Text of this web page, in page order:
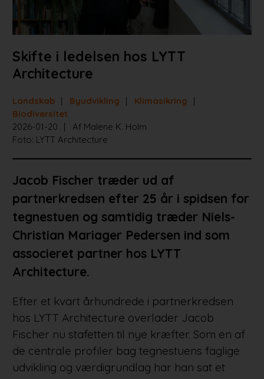
Skifte i ledelsen hos LYTT
Architecture
Landskab Byudvikling
Klimasikring
Biodiversitet
2026-01-20
Af Malene K. Holm
Foto: LYTT Architecture
Jacob Fischer træder ud af
partnerkredsen efter 25 år i spidsen for
tegnestuen og samtidig træder Niels-
Christian Mariager Pedersen ind som
associeret partner hos LYTT
Architecture.
Efter et kvart århundrede i partnerkredsen
hos LYTT Architecture overlader Jacob
Fischer nu stafetten til nye kræfter. Som en af
de centrale profiler bag tegnestuens faglige
udvikling og værdigrundlag har han sat et